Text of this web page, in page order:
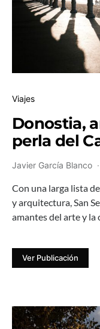
Viajes
Donostia,
perla del
Javier García Blanco
Con una larga lista
y arquitectura, San
amantes del arte y la
Ver Publicación